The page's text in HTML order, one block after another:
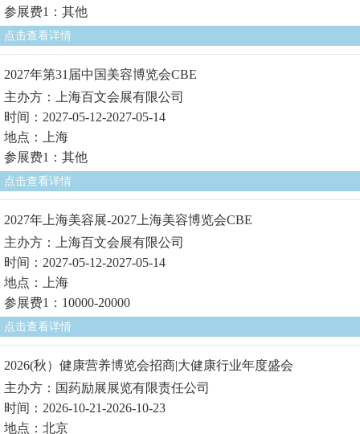
参展费1：其他
点击查看详情
2027年第31届中国美容博览会CBE
主办方：上海百文会展有限公司
时间：2027-05-12-2027-05-14
地点：上海
参展费1：其他
点击查看详情
2027年上海美容展-2027上海美容博览会CBE
主办方：上海百文会展有限公司
时间：2027-05-12-2027-05-14
地点：上海
参展费1：10000-20000
点击查看详情
2026(秋）健康营养博览会招商|大健康行业年度盛会
主办方：国药励展展览有限责任公司
时间：2026-10-21-2026-10-23
地点：北京